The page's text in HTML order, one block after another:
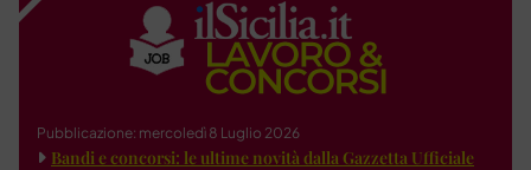
Pubblicazione: mercoledì 8 Luglio 2026
Bandi e concorsi: le ultime novità dalla Gazzetta Ufficiale